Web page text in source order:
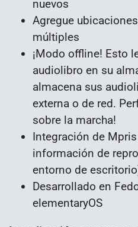
nuevos
Agregue
múltiples
¡Modo offline! Esto
audiolibro en su
almacena sus
externa o de red.
sobre la marcha!
Integración de
información de
entorno de
Desarrollado en
elementaryOS